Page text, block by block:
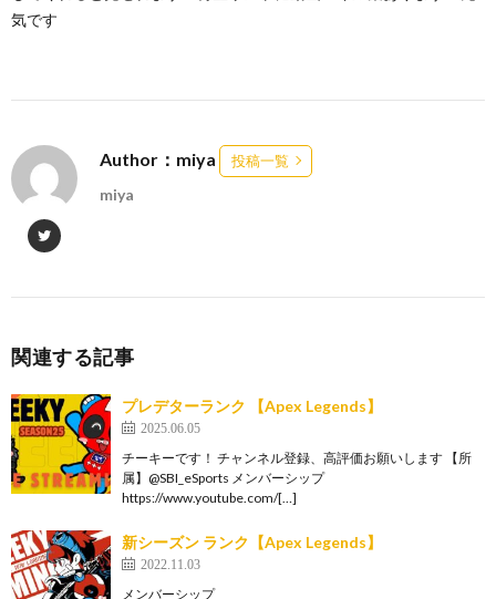
気です
Author：miya 投稿一覧
miya
関連する記事
プレデターランク 【Apex Legends】
2025.06.05
チーキーです！ チャンネル登録、高評価お願いします 【所
属】@SBI_eSports メンバーシップ
https://www.youtube.com/[…]
新シーズン ランク【Apex Legends】
2022.11.03
メンバーシップ